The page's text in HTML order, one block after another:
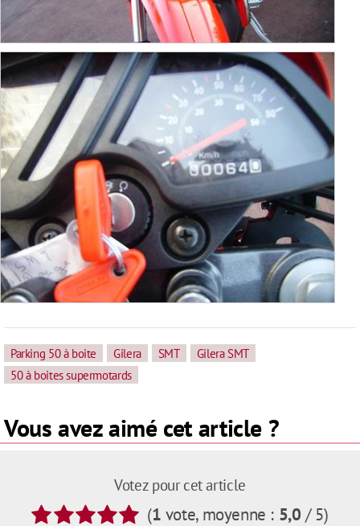
Parking 50 à boite Gilera SMT
Gilera SMT
50 à boites supermotards
Vous avez aimé cet article ?
Votez pour cet article
(1 vote, moyenne : 5,0 / 5)